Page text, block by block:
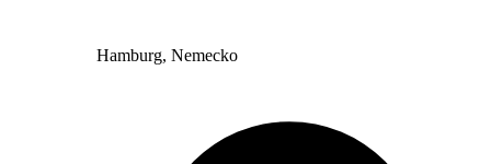
Hamburg, Nemecko